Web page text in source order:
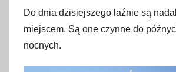
Do dnia dzisiejszego łaźnie są
miejscem. Są one czynne do
nocnych.